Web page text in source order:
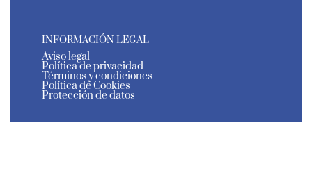
INFORMACIÓN LEGAL
Aviso legal
Política de privacidad
Términos y condiciones
Política de Cookies
Protección de datos